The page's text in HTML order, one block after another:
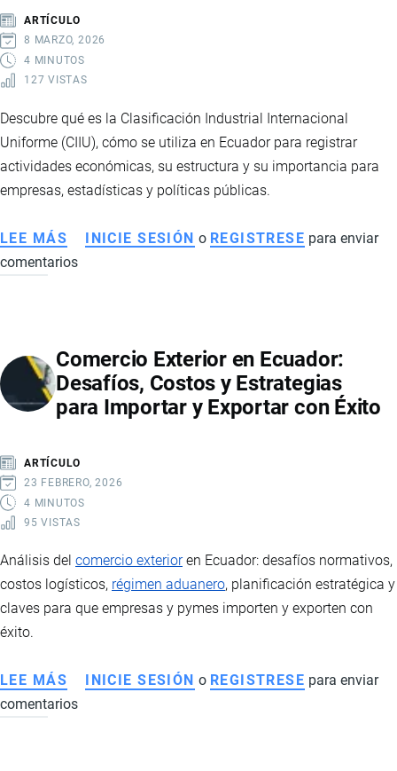
ARTÍCULO
8 MARZO, 2026
4 MINUTOS
127 VISTAS
Descubre qué es la Clasificación Industrial Internacional
Uniforme (CIIU), cómo se utiliza en Ecuador para registrar
actividades económicas, su estructura y su importancia para
empresas, estadísticas y políticas públicas.
LEE MÁS SOBRE
CIIU
ES,
CÓMO
SE
POR
QUÉ
ES
EMPRESAS
INICIE SESIÓN o REGISTRESE para enviar
comentarios
Comercio Exterior en Ecuador:
Desafíos, Costos y Estrategias
para Importar y Exportar con Éxito
ARTÍCULO
23 FEBRERO, 2026
4 MINUTOS
95 VISTAS
Análisis del comercio exterioren Ecuador: desafíos normativos,
costos logísticos, régimen aduanero, planificación estratégica y
claves para que empresas y pymes importen y exporten con
éxito.
LEE MÁS SOBRE
COMERCIO
INICIE SESIÓN o REGISTRESE para enviar
comentarios